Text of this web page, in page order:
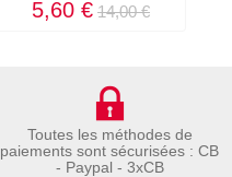
5,60 € 14,00 €
Toutes les méthodes de
paiements sont sécurisées : CB
- Paypal - 3xCB